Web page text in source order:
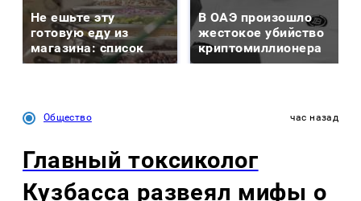
Не ешьте эту
готовую еду из
магазина: список
В ОАЭ произошло
жестокое убийство
криптомиллионера
Общество час назад
Главный токсиколог
Кузбасса развеял мифы о